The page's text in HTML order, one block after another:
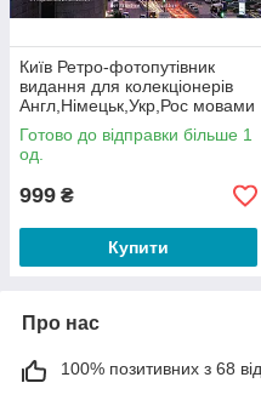
колег або собі — щоб
поруч.
Обмежена кількість
задоволені на 100%.
Київ Ретро-фотопутівник
видання для колекціонерів
Англ,Німецьк,Укр,Рос мовами
Готово до відправки більше 1
од.
999 ₴
Купити
Про нас
100% позитивних з 68